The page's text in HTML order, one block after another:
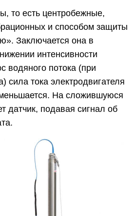
то есть центробежные,
и способом защиты
Заключается она в
интенсивности
водяного потока (при
сила тока электродвигателя
На сложившуюся
датчик, подавая сигнал об